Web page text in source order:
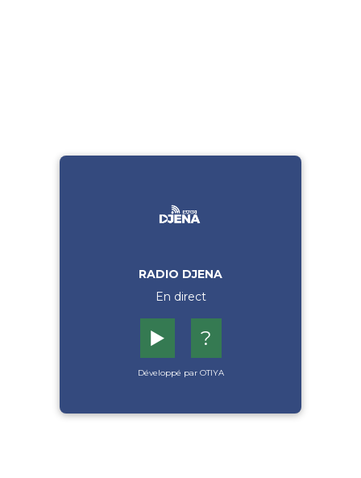
RADIO DJENA
En direct
▶️ ?
Développé par OTIYA